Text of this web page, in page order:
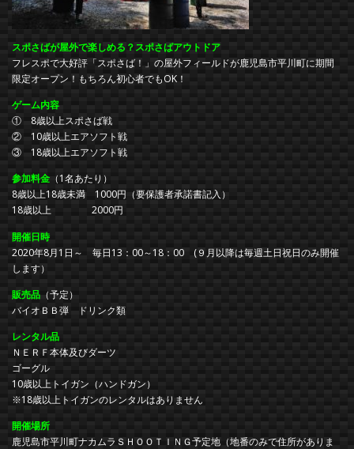
スポさばが屋外で楽しめる？スポさばアウトドア
フレスポで大好評「スポさば！」の屋外フィールドが鹿児島市平川町に期間
限定オープン！もちろん初心者でもOK！
ゲーム内容
① 8歳以上スポさば戦
② 10歳以上エアソフト戦
③ 18歳以上エアソフト戦
参加料金（1名あたり）
8歳以上18歳未満 1000円（要保護者承諾書記入）
18歳以上 2000円
開催日時
2020年8月1日～ 毎日13：00～18：00 (９月以降は毎週土日祝日のみ開催
します）
販売品 （予定）
バイオＢＢ弾 ドリンク類
レンタル品
ＮＥＲＦ本体及びダーツ
ゴーグル
10歳以上トイガン（ハンドガン）
※18歳以上トイガンのレンタルはありません
開催場所
鹿児島市平川町ナカムラＳＨＯＯＴＩＮＧ予定地（地番のみで住所がありま